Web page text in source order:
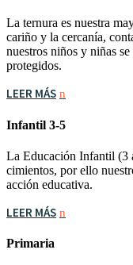
La ternura es nuestra
cariño y la cercanía,
nuestros niños y niñas
protegidos.
LEER MÁS
Infantil 3-5
La Educación Infantil (3
cimientos, por ello
acción educativa.
LEER MÁS
Primaria